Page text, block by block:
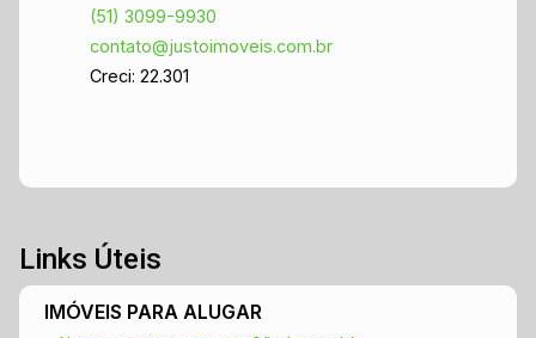
(51) 3099-9930
contato@justoimoveis.com.br
Creci: 22.301
Links Úteis
IMÓVEIS PARA ALUGAR